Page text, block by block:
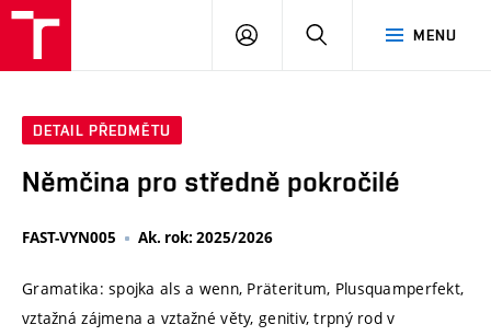
MENU
PŘIHLÁSIT
DETAIL PŘEDMĚTU
Němčina pro středně pokročilé
FAST-VYN005 Ak. rok: 2025/2026
Gramatika: spojka als a wenn, Präteritum, Plusquamperfekt,
vztažná zájmena a vztažné věty, genitiv, trpný rod v